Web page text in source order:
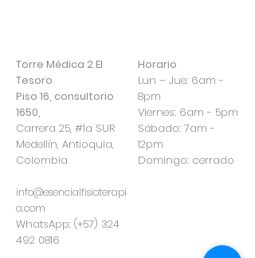
Torre Médica 2 El
Tesoro
Piso 16, consultorio
1650,
Carrera 25, #1a SUR
Medellín, Antioquia,
Colombia
info@esencialfisioterapi
a.com
WhatsApp: (+57) 324
492 0816
Horario
Lun – Jue: 6am -
8pm
Viernes: 6am - 5pm
​​Sábado: 7am -
12pm ​
Domingo: cerrado